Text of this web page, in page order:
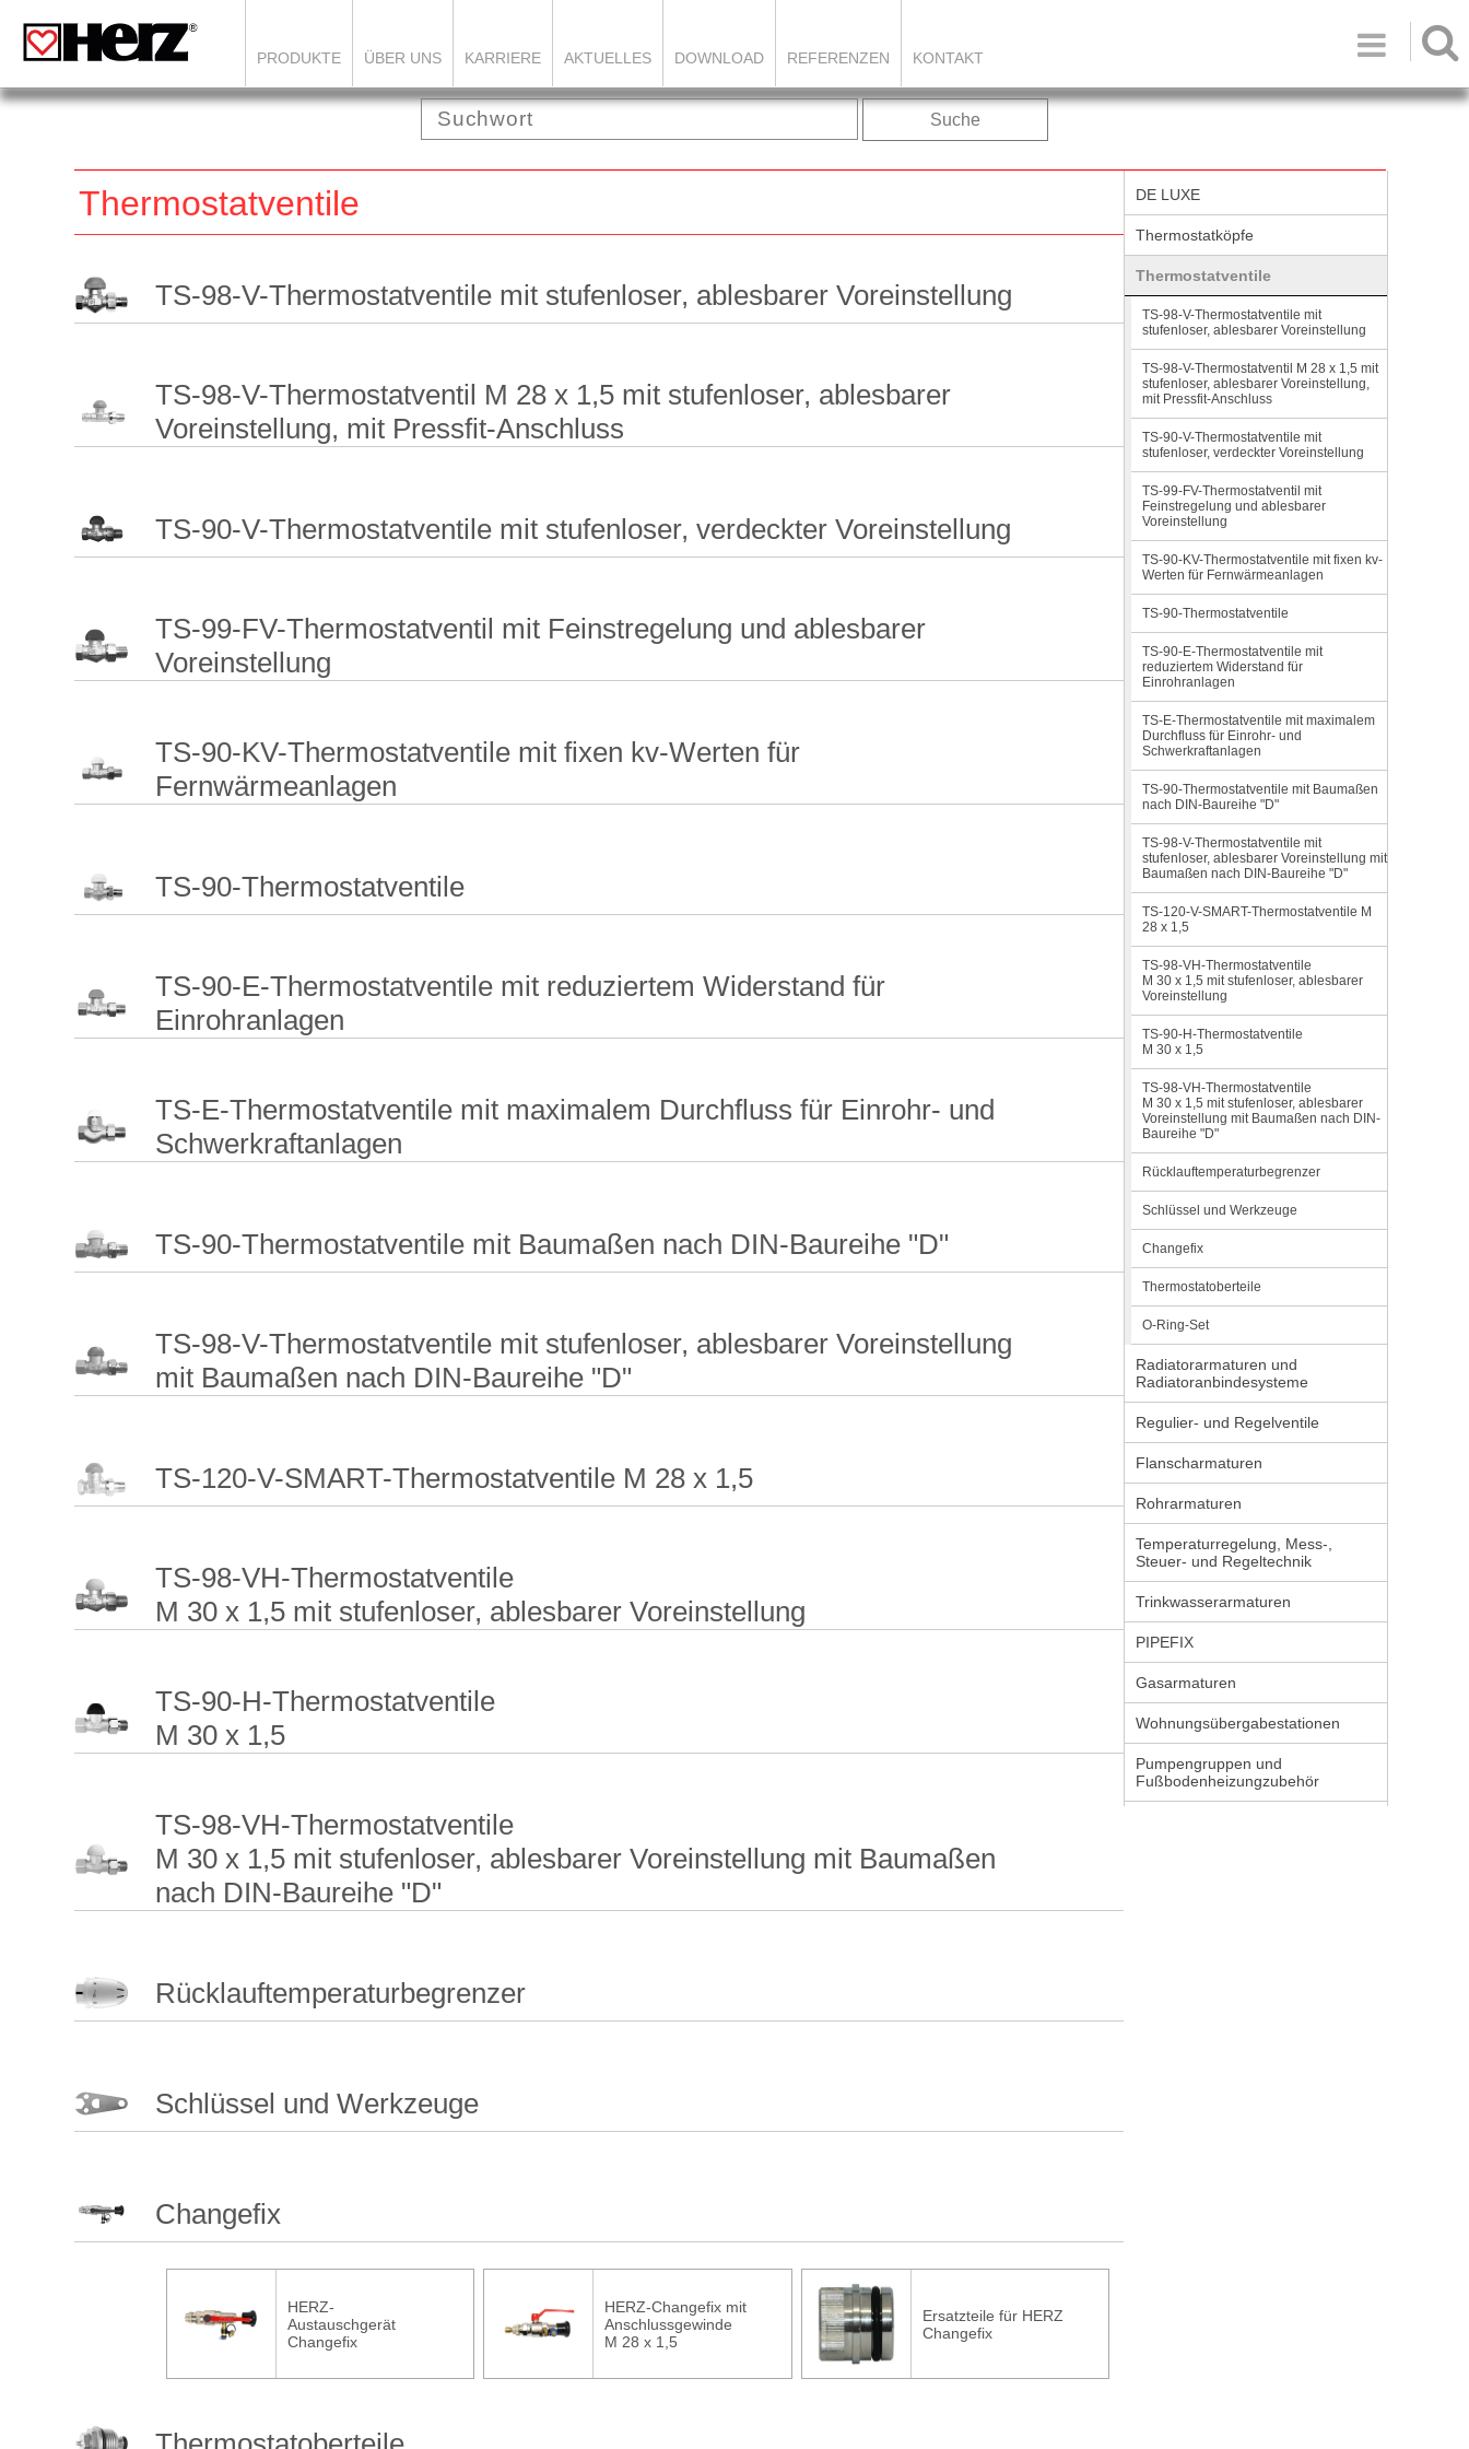

PRODUKTE ÜBER UNS KARRIERE AKTUELLES DOWNLOAD REFERENZEN KONTAKT
Suche
Thermostatventile
TS-98-V-Thermostatventile mit stufenloser, ablesbarer Voreinstellung
TS-98-V-Thermostatventil M 28 x 1,5 mit stufenloser, ablesbarer
Voreinstellung, mit Pressfit-Anschluss
TS-90-V-Thermostatventile mit stufenloser, verdeckter Voreinstellung
TS-99-FV-Thermostatventil mit Feinstregelung und ablesbarer
Voreinstellung
TS-90-KV-Thermostatventile mit fixen kv-Werten für
Fernwärmeanlagen
TS-90-Thermostatventile
TS-90-E-Thermostatventile mit reduziertem Widerstand für
Einrohranlagen
TS-E-Thermostatventile mit maximalem Durchfluss für Einrohr- und
Schwerkraftanlagen
TS-90-Thermostatventile mit Baumaßen nach DIN-Baureihe "D"
TS-98-V-Thermostatventile mit stufenloser, ablesbarer Voreinstellung
mit Baumaßen nach DIN-Baureihe "D"
TS-120-V-SMART-Thermostatventile M 28 x 1,5
TS-98-VH-Thermostatventile
M 30 x 1,5 mit stufenloser, ablesbarer Voreinstellung
TS-90-H-Thermostatventile
M 30 x 1,5
TS-98-VH-Thermostatventile
M 30 x 1,5 mit stufenloser, ablesbarer Voreinstellung mit Baumaßen
nach DIN-Baureihe "D"
Rücklauftemperaturbegrenzer
Schlüssel und Werkzeuge
Changefix
HERZ-
Austauschgerät
Changefix
HERZ-Changefix mit
Anschlussgewinde
M 28 x 1,5
Ersatzteile für HERZ
Changefix
DE LUXE
Thermostatköpfe
Thermostatventile
TS-98-V-Thermostatventile mit
stufenloser, ablesbarer Voreinstellung
TS-98-V-Thermostatventil M 28 x 1,5 mit
stufenloser, ablesbarer Voreinstellung,
mit Pressfit-Anschluss
TS-90-V-Thermostatventile mit
stufenloser, verdeckter Voreinstellung
TS-99-FV-Thermostatventil mit
Feinstregelung und ablesbarer
Voreinstellung
TS-90-KV-Thermostatventile mit fixen kv-
Werten für Fernwärmeanlagen
TS-90-Thermostatventile
TS-90-E-Thermostatventile mit
reduziertem Widerstand für
Einrohranlagen
TS-E-Thermostatventile mit maximalem
Durchfluss für Einrohr- und
Schwerkraftanlagen
TS-90-Thermostatventile mit Baumaßen
nach DIN-Baureihe "D"
TS-98-V-Thermostatventile mit
stufenloser, ablesbarer Voreinstellung mit
Baumaßen nach DIN-Baureihe "D"
TS-120-V-SMART-Thermostatventile M
28 x 1,5
TS-98-VH-Thermostatventile
M 30 x 1,5 mit stufenloser, ablesbarer
Voreinstellung
TS-90-H-Thermostatventile
M 30 x 1,5
TS-98-VH-Thermostatventile
M 30 x 1,5 mit stufenloser, ablesbarer
Voreinstellung mit Baumaßen nach DIN-
Baureihe "D"
Rücklauftemperaturbegrenzer
Schlüssel und Werkzeuge
Changefix
Thermostatoberteile
O-Ring-Set
Radiatorarmaturen und
Radiatoranbindesysteme
Regulier- und Regelventile
Flanscharmaturen
Rohrarmaturen
Temperaturregelung, Mess-,
Steuer- und Regeltechnik
Trinkwasserarmaturen
PIPEFIX
Gasarmaturen
Wohnungsübergabestationen
Pumpengruppen und
Fußbodenheizungzubehör